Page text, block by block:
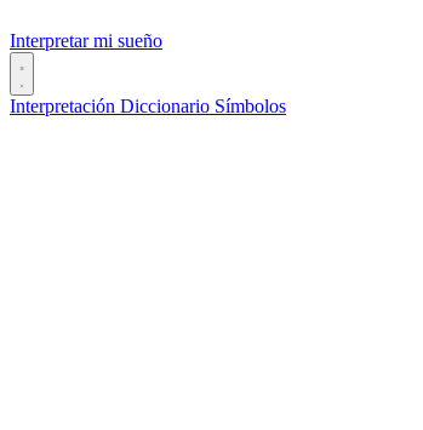
Interpretar mi sueño
Interpretación Diccionario Símbolos